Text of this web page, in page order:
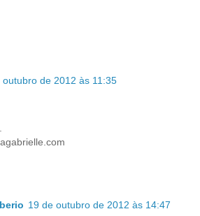
outubro de 2012 às 11:35
19 de outubro de 2012 às 14:47